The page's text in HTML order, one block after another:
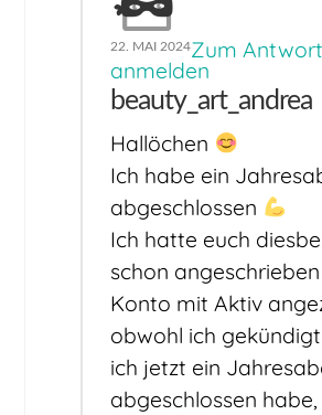
22. MAI 2024Zum
anmelden
beauty_art_andrea
Hallöchen
Ich habe ein
abgeschlossen
Ich hatte euch
schon
Konto mit Aktiv
obwohl ich
ich jetzt ein
abgeschlossen